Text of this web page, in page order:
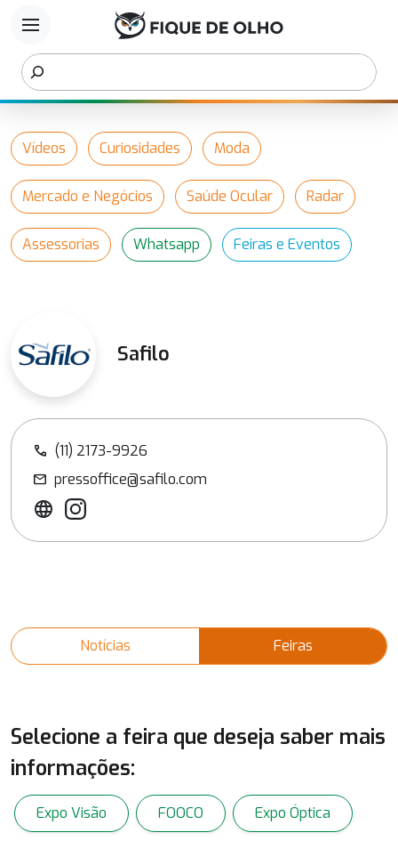
menu
Vídeos Curiosidades Moda
Mercado e Negócios Saúde Ocular Radar
Assessorias Whatsapp Feiras e Eventos
Safilo
call (11) 2173-9926
mail pressoffice@safilo.com
Notícias Feiras
Selecione a feira que deseja saber mais
informações:
Expo Visão FOOCO Expo Óptica